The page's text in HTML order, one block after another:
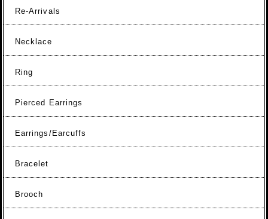
Re-Arrivals
Necklace
Ring
Pierced Earrings
Earrings/Earcuffs
Bracelet
Brooch